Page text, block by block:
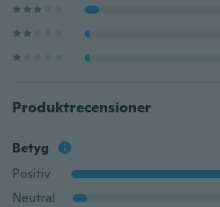
Produktrecensioner
Betyg
Positiv
Neutral